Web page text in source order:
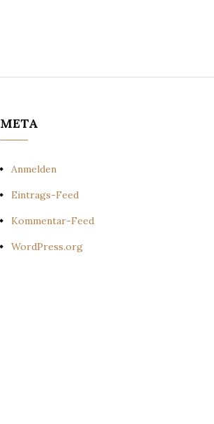
META
Anmelden
Eintrags-Feed
Kommentar-Feed
WordPress.org